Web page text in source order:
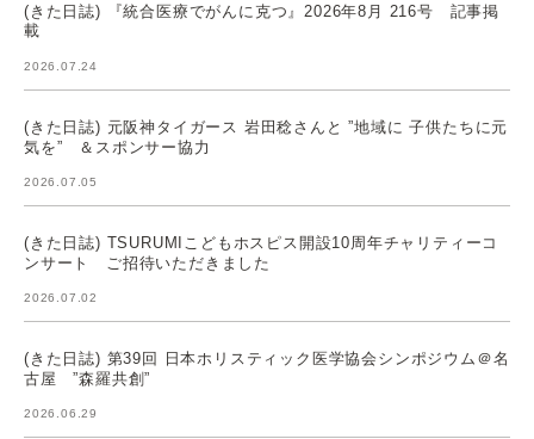
(きた日誌) 『統合医療でがんに克つ』2026年8月 216号 記事掲
載
2026.07.24
(きた日誌) 元阪神タイガース 岩田稔さんと ”地域に 子供たちに元
気を” ＆スポンサー協力
2026.07.05
(きた日誌) TSURUMIこどもホスピス開設10周年チャリティーコ
ンサート ご招待いただきました
2026.07.02
(きた日誌) 第39回 日本ホリスティック医学協会シンポジウム＠名
古屋 ”森羅共創”
2026.06.29